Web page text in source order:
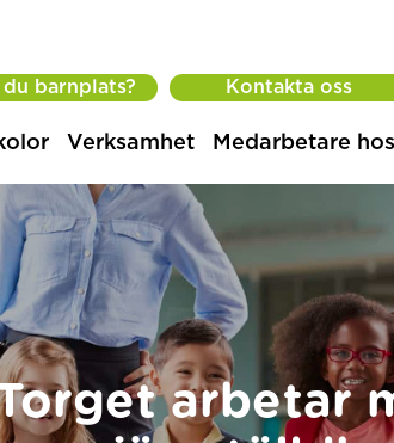
du barnplats? Kontakta oss
Verksamhet Medarbetare
arbetar